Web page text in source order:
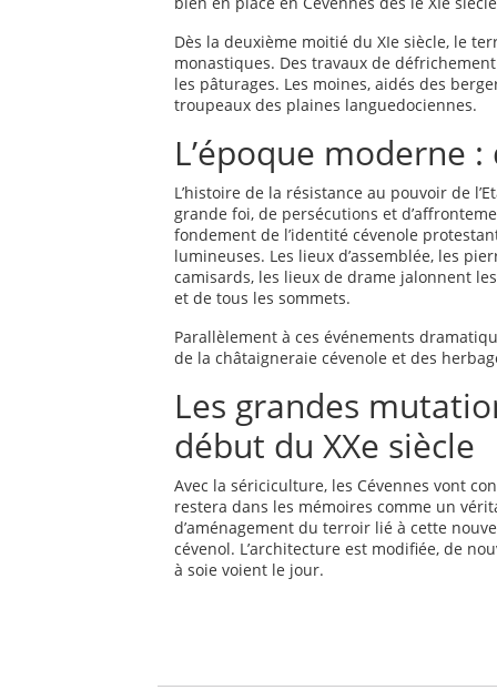
Dès la deuxième moitié du XIe siècle, le
monastiques. Des travaux de
les pâturages. Les moines, aidés des
troupeaux des plaines languedociennes.
L’époque moderne :
L’histoire de la résistance au pouvoir de
grande foi, de persécutions et
fondement de l’identité cévenole
lumineuses. Les lieux d’assemblée, les
camisards, les lieux de drame jalonnent
et de tous les sommets.
Parallèlement à ces événements
de la châtaigneraie cévenole et des
Les grandes
début du XXe siècle
Avec la sériciculture, les Cévennes vont
restera dans les mémoires comme un
d’aménagement du terroir lié à cette
cévenol. L’architecture est modifiée, de
à soie voient le jour.